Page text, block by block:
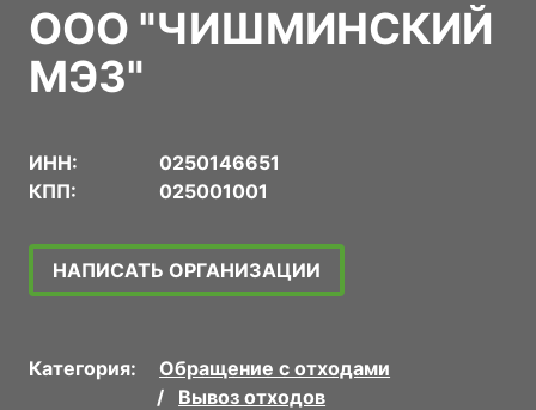
ООО "ЧИШМИНСКИЙ
МЭЗ"
ИНН:
0250146651
КПП:
025001001
НАПИСАТЬ ОРГАНИЗАЦИИ
Категория:
Обращение с отходами
Вывоз отходов